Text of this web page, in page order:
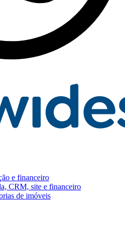
e financeiro
CRM, site e financeiro
de imóveis